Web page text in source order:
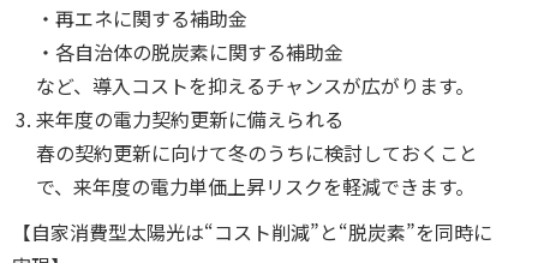
・再エネに関する補助金
・各自治体の脱炭素に関する補助金
など、導入コストを抑えるチャンスが広がります。
来年度の電力契約更新に備えられる
春の契約更新に向けて冬のうちに検討しておくこと
で、来年度の電力単価上昇リスクを軽減できます。
【自家消費型太陽光は“コスト削減”と“脱炭素”を同時に